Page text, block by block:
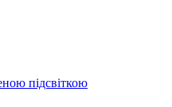
підсвіткою